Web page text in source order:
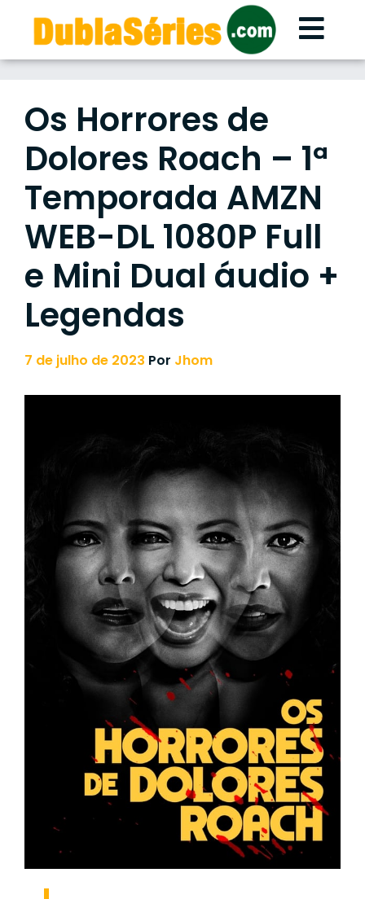
content
Os Horrores de
Dolores Roach – 1ª
Temporada AMZN
WEB-DL 1080P Full
e Mini Dual áudio +
Legendas
7 de julho de 2023 Por Jhom